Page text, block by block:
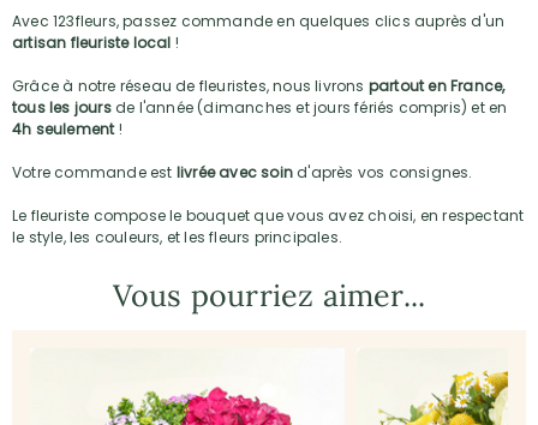
Avec 123fleurs, passez commande en quelques clics auprès d'un
artisan fleuriste local !
Grâce à notre réseau de fleuristes, nous livrons partout en France,
tous les joursde l'année (dimanches et jours fériés compris) et en
4h seulement!
Votre commande est livrée avec soind'après vos consignes.
Le fleuriste compose le bouquet que vous avez choisi, en respectant
le style, les couleurs, et les fleurs principales.
Vous pourriez aimer...